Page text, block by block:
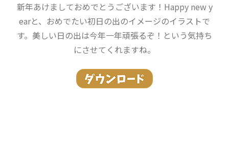
新年あけましておめでとうございます！Happy new y
earと、おめでたい初日の出のイメージのイラストで
す。美しい日の出は今年一年頑張るぞ！という気持ち
にさせてくれますね。